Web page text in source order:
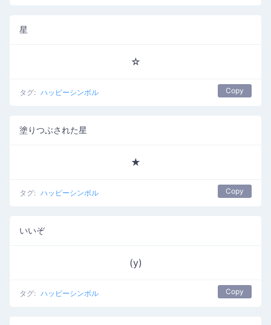
星
☆
タグ: ハッピーシンボル Copy
塗りつぶされた星
★
タグ: ハッピーシンボル Copy
いいぞ
(y)
タグ: ハッピーシンボル Copy